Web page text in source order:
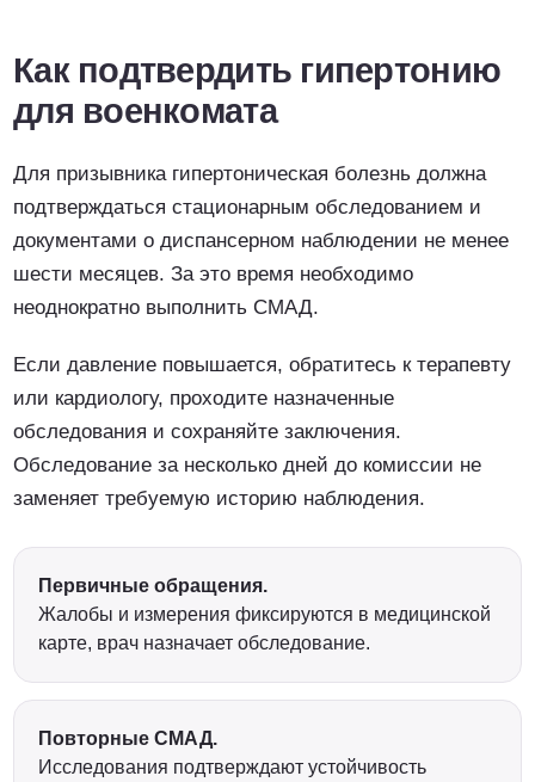
Как подтвердить гипертонию
для военкомата
Для призывника гипертоническая болезнь должна
подтверждаться стационарным обследованием и
документами о диспансерном наблюдении не менее
шести месяцев. За это время необходимо
неоднократно выполнить СМАД.
Если давление повышается, обратитесь к терапевту
или кардиологу, проходите назначенные
обследования и сохраняйте заключения.
Обследование за несколько дней до комиссии не
заменяет требуемую историю наблюдения.
Первичные обращения.
Жалобы и измерения фиксируются в медицинской
карте, врач назначает обследование.
Повторные СМАД.
Исследования подтверждают устойчивость